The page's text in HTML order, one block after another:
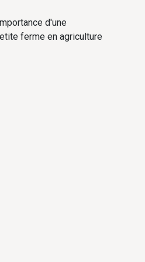
d'une
ferme en agriculture